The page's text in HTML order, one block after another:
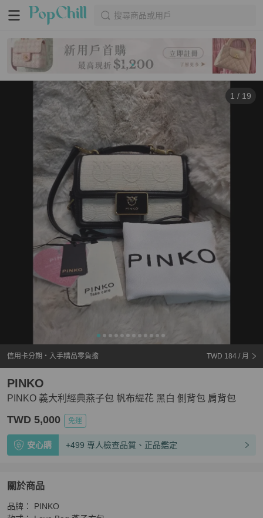
搜尋商品或用戶
1 / 19
信用卡分期・入手精品零負擔 TWD 184 / 月
PINKO 義大利經典燕子包 帆布緹花 黑白 側背包 肩背包
PINKO
TWD 5,000 免運
安心購 +499 專人檢查品質、正品鑑定
關於商品
關於 PINKO 義大利經典燕子包 帆布緹花 黑白 側背包 肩背包
​品牌： PINKO